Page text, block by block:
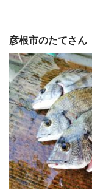
彦根市のたてさん